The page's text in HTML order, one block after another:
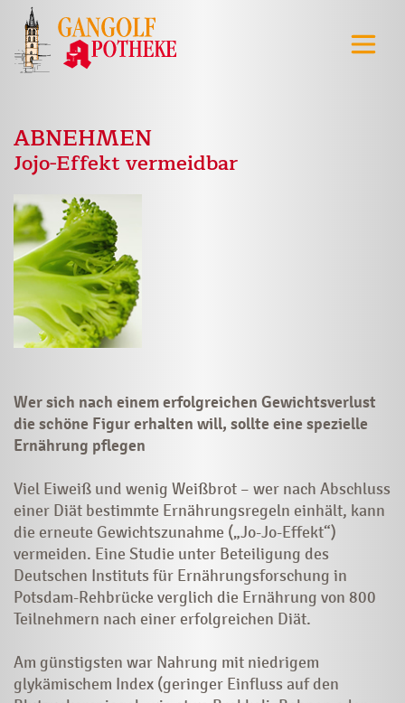
ABNEHMEN
Jojo-Effekt vermeidbar
Wer sich nach einem erfolgreichen Gewichtsverlust
die schöne Figur erhalten will, sollte eine spezielle
Ernährung pflegen
Viel Eiweiß und wenig Weißbrot – wer nach Abschluss
einer Diät bestimmte Ernährungsregeln einhält, kann
die erneute Gewichtszunahme („Jo-Jo-Effekt“)
vermeiden. Eine Studie unter Beteiligung des
Deutschen Instituts für Ernährungsforschung in
Potsdam-Rehbrücke verglich die Ernährung von 800
Teilnehmern nach einer erfolgreichen Diät.
Am günstigsten war Nahrung mit niedrigem
glykämischem Index (geringer Einfluss auf den